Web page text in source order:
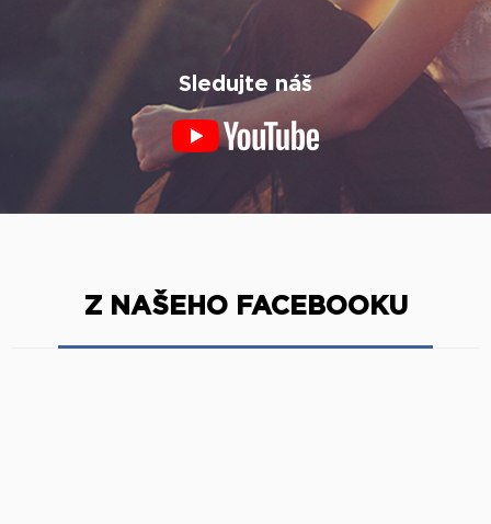
Sledujte náš
Z NAŠEHO FACEBOOKU